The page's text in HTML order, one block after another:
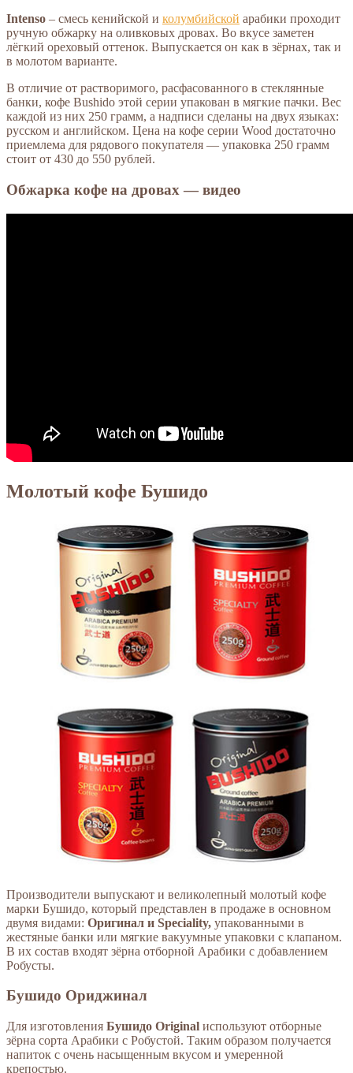
Intenso – смесь кенийской и колумбийской арабики проходит
ручную обжарку на оливковых дровах. Во вкусе заметен
лёгкий ореховый оттенок. Выпускается он как в зёрнах, так и
в молотом варианте.
В отличие от растворимого, расфасованного в стеклянные
банки, кофе Bushido этой серии упакован в мягкие пачки. Вес
каждой из них 250 грамм, а надписи сделаны на двух языках:
русском и английском. Цена на кофе серии Wood достаточно
приемлема для рядового покупателя — упаковка 250 грамм
стоит от 430 до 550 рублей.
Обжарка кофе на дровах — видео
Молотый кофе Бушидо
Производители выпускают и великолепный молотый кофе
марки Бушидо, который представлен в продаже в основном
двумя видами: Оригинал и Speciality, упакованными в
жестяные банки или мягкие вакуумные упаковки с клапаном.
В их состав входят зёрна отборной Арабики с добавлением
Робусты.
Бушидо Ориджинал
Для изготовления Бушидо Original используют отборные
зёрна сорта Арабики с Робустой. Таким образом получается
напиток с очень насыщенным вкусом и умеренной
крепостью.